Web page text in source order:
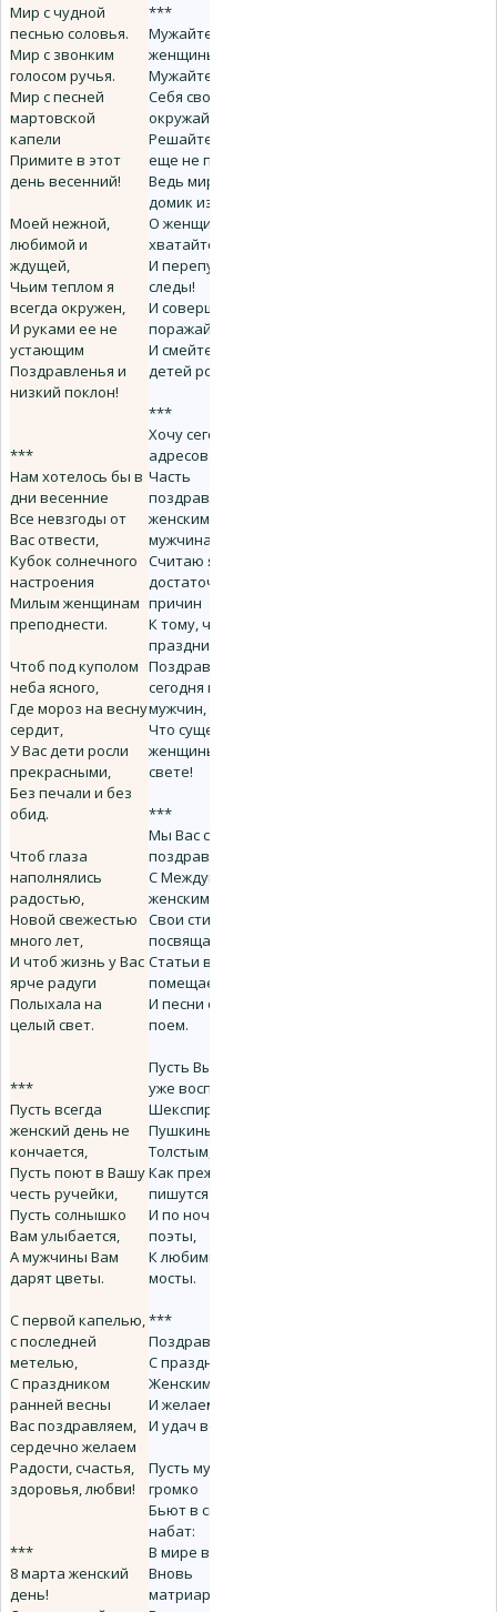
Мир с чудной
песнью соловья.
Мир с звонким
голосом ручья.
Мир с песней
мартовской
капели
Примите в этот
день весенний!
Моей нежной,
любимой и
ждущей,
Чьим теплом я
всегда окружен,
И руками ее не
устающим
Поздравленья и
низкий поклон!
***
Нам хотелось бы в
дни весенние
Все невзгоды от
Вас отвести,
Кубок солнечного
настроения
Милым женщинам
преподнести.
Чтоб под куполом
неба ясного,
Где мороз на весну
сердит,
У Вас дети росли
прекрасными,
Без печали и без
обид.
Чтоб глаза
наполнялись
радостью,
Новой свежестью
много лет,
И чтоб жизнь у Вас
ярче радуги
Полыхала на
целый свет.
***
Пусть всегда
женский день не
кончается,
Пусть поют в Вашу
честь ручейки,
Пусть солнышко
Вам улыбается,
А мужчины Вам
дарят цветы.
С первой капелью,
с последней
метелью,
С праздником
ранней весны
Вас поздравляем,
сердечно желаем
Радости, счастья,
здоровья, любви!
***
8 марта женский
день!
***
Мужайтесь,
женщины!
Мужайте!
Себя свободой
окружайте!
Решайте, ведь
еще не поздно,
Ведь мир - не
домик из слюды.
О женщины,
хватайте звезды
И перепутайте
следы!
И совершенством
поражайте!
И смейтесь! И
детей рожайте!
***
Хочу сегодня я
адресовать
Часть
поздравлений с
женским днем...
мужчинам!
Считаю я:
достаточно
причин
К тому, чтоб в
праздник этот
Поздравить с тем
сегодня нас,
мужчин,
Что существуют
женщины на
свете!
***
Мы Вас сегодня
поздравляем
С Международным
женским днем,
Свои стихи Вам
посвящаем,
Статьи в газетах
помещаем
И песни о любви
поем.
Пусть Вы давно
уже воспеты
Шекспиром,
Пушкиным,
Толстым,
Как прежде,
пишутся сонеты
И по ночам не спят
поэты,
К любимым наводя
мосты.
***
Поздравляем
С праздником -
Женским днем,
И желаем радости
И удач во всем.
Пусть мужчины
громко
Бьют в сплошной
набат:
В мире воцарился
Вновь
матриархат.